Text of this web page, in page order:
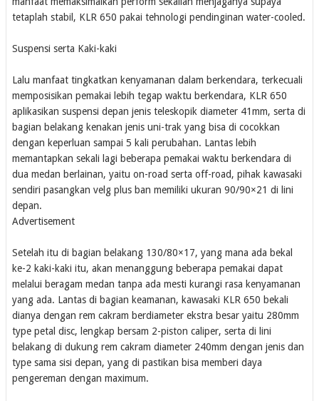
tetaplah stabil, KLR 650 pakai tehnologi pendinginan water-cooled.
Suspensi serta Kaki-kaki
Lalu manfaat tingkatkan kenyamanan dalam berkendara, terkecuali
memposisikan pemakai lebih tegap waktu berkendara, KLR 650
aplikasikan suspensi depan jenis teleskopik diameter 41mm, serta di
bagian belakang kenakan jenis uni-trak yang bisa di cocokkan
dengan keperluan sampai 5 kali perubahan. Lantas lebih
memantapkan sekali lagi beberapa pemakai waktu berkendara di
dua medan berlainan, yaitu on-road serta off-road, pihak kawasaki
sendiri pasangkan velg plus ban memiliki ukuran 90/90×21 di lini
depan.
Advertisement
Setelah itu di bagian belakang 130/80×17, yang mana ada bekal
ke-2 kaki-kaki itu, akan menanggung beberapa pemakai dapat
melalui beragam medan tanpa ada mesti kurangi rasa kenyamanan
yang ada. Lantas di bagian keamanan, kawasaki KLR 650 bekali
dianya dengan rem cakram berdiameter ekstra besar yaitu 280mm
type petal disc, lengkap bersam 2-piston caliper, serta di lini
belakang di dukung rem cakram diameter 240mm dengan jenis dan
type sama sisi depan, yang di pastikan bisa memberi daya
pengereman dengan maximum.